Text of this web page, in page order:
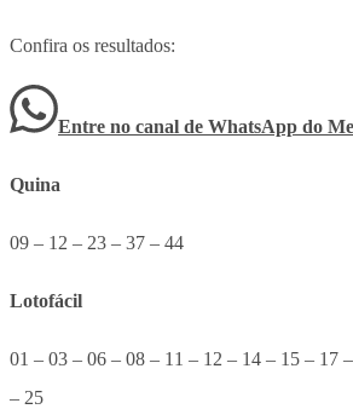
Confira os resultados:
Entre no canal de WhatsApp do
Quina
09 – 12 – 23 – 37 – 44
Lotofácil
01 – 03 – 06 – 08 – 11 – 12 – 14 – 15 – 17
– 25